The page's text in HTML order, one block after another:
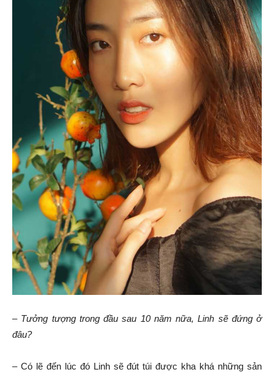
–Tưởng tượng trong đầu sau 10 năm nữa, Linh sẽ đứng ở
đâu?
– Có lẽ đến lúc đó Linh sẽ đút túi được kha khá những sản